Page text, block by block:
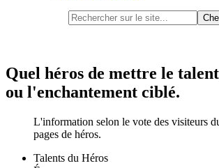
Quel héros de mettre le
ou l'enchantement ciblé.
L'information selon le vote des visiteurs
pages de héros.
Talents du Héros